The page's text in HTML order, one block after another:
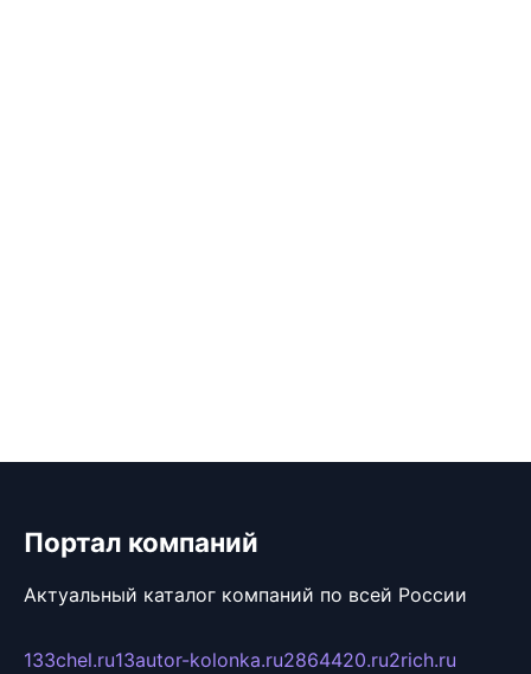
Портал компаний
Актуальный каталог компаний по всей России
133chel.ru13autor-kolonka.ru2864420.ru2rich.ru